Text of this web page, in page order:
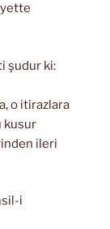
şudur ki:
o itirazlara
kusur
ileri
i